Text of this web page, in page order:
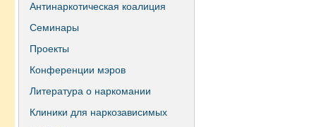
Антинаркотическая коалиция
Семинары
Проекты
Конференции мэров
Литература о наркомании
Клиники для наркозависимых